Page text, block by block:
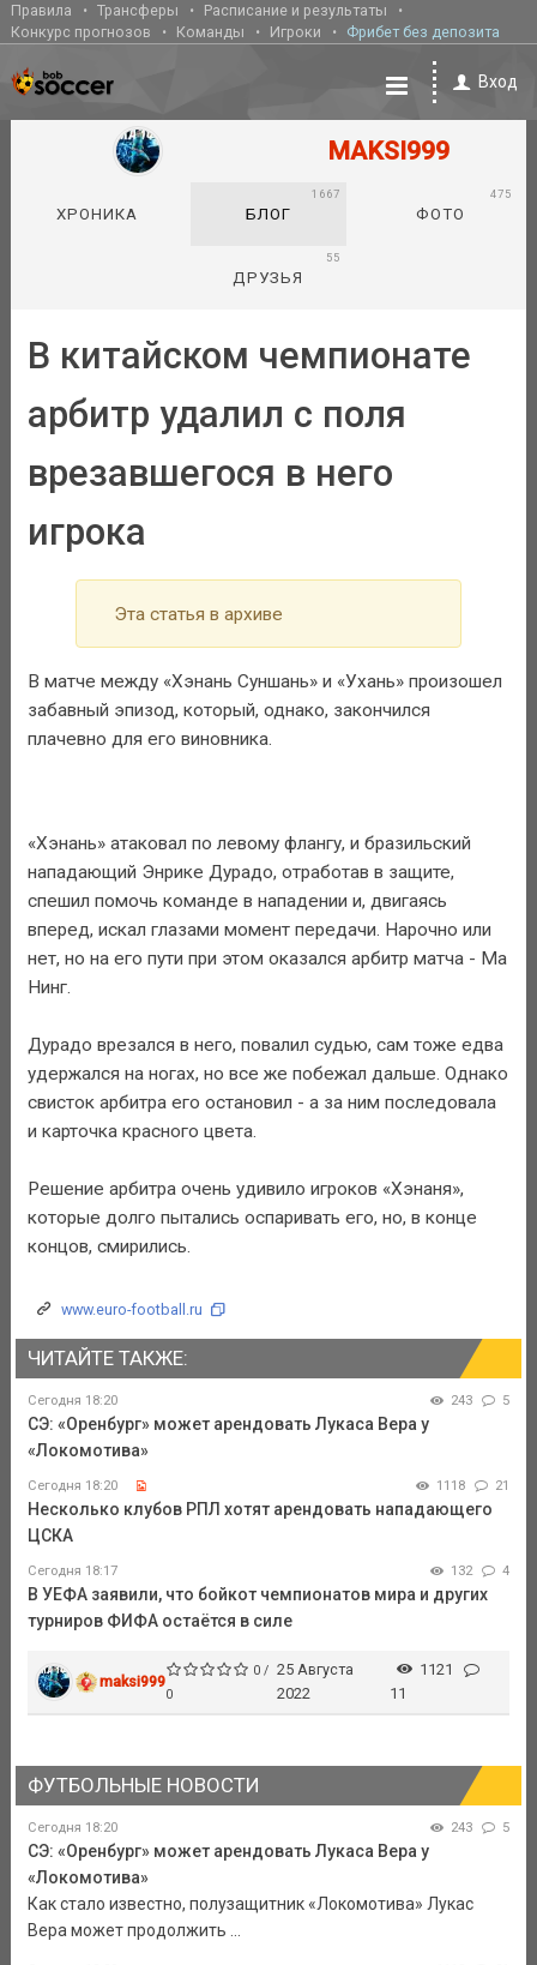
Правила Трансферы
Расписание и результаты
Конкурс прогнозов
Команды Игроки Фрибет без депозита
Вход
MAKSI999
ХРОНИКА БЛОГ
1667
ФОТО
475
ДРУЗЬЯ
55
В китайском чемпионате
арбитр удалил с поля
врезавшегося в него
игрока
Эта статья в архиве
В матче между «Хэнань Суншань» и «Ухань» произошел
забавный эпизод, который, однако, закончился
плачевно для его виновника.
«Хэнань» атаковал по левому флангу, и бразильский
нападающий Энрике Дурадо, отработав в защите,
спешил помочь команде в нападении и, двигаясь
вперед, искал глазами момент передачи. Нарочно или
нет, но на его пути при этом оказался арбитр матча - Ма
Нинг.
Дурадо врезался в него, повалил судью, сам тоже едва
удержался на ногах, но все же побежал дальше. Однако
свисток арбитра его остановил - а за ним последовала
и карточка красного цвета.
Решение арбитра очень удивило игроков «Хэнаня»,
которые долго пытались оспаривать его, но, в конце
концов, смирились.
www.euro-football.ru
ЧИТАЙТЕ ТАКЖЕ:
Сегодня 18:20 243 5
СЭ: «Оренбург» может арендовать Лукаса Вера у
«Локомотива»
Сегодня 18:20 1118 21
Несколько клубов РПЛ хотят арендовать нападающего
ЦСКА
Сегодня 18:17 132 4
В УЕФА заявили, что бойкот чемпионатов мира и других
турниров ФИФА остаётся в силе
maksi999
0 /
0
25 Августа
2022
1121
11
ФУТБОЛЬНЫЕ НОВОСТИ
Сегодня 18:20 243 5
СЭ: «Оренбург» может арендовать Лукаса Вера у
«Локомотива»
Как стало известно, полузащитник «Локомотива» Лукас
Вера может продолжить ...